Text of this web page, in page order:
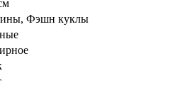
Фэшн куклы